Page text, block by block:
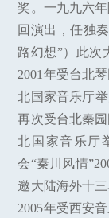
奖。一九九六
回演出，任独
路幻想”）此次
2001年受台北
北国家音乐厅
再次受台北秦
北国家音乐厅
会“秦川风情
邀大陆海外十
2005年受西安